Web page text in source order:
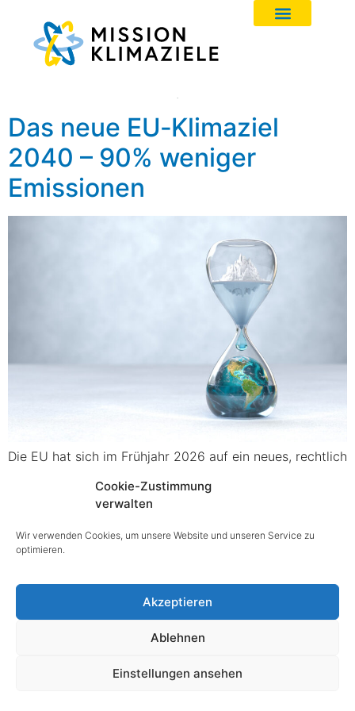
Cookie-Zustimmung
verwalten
Wir verwenden Cookies, um unsere Website und unseren Service zu
optimieren.
Akzeptieren
Ablehnen
Einstellungen ansehen
Das neue EU‑Klimaziel
2040 – 90% weniger
Emissionen
Die EU hat sich im Frühjahr 2026 auf ein neues, rechtlich
Netto‑Treibhausgasemissionen um 90% gegenüber 1990
sinken. Damit wird der Pfad von den […]
@ copyright 2025
Impressum|Datenschutz|Barrierefreiheitserklärung